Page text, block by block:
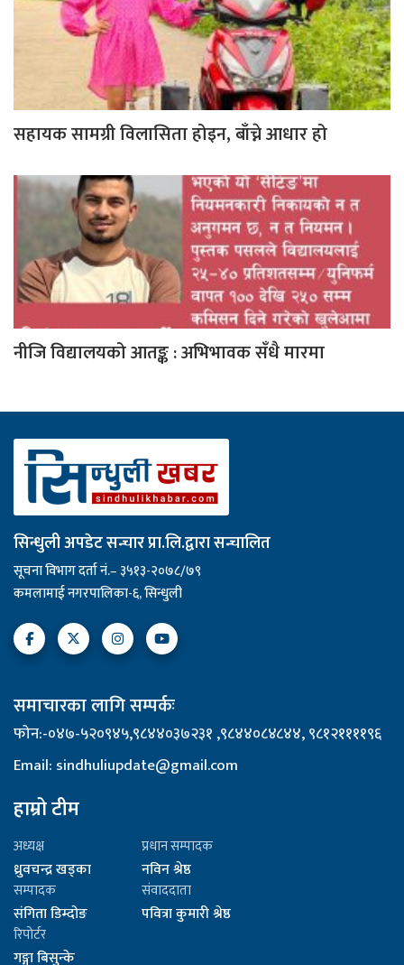
सहायक सामग्री विलासिता होइन, बाँच्ने आधार हो
नीजि विद्यालयको आतङ्क : अभिभावक सँधै मारमा
सिन्धुली अपडेट सन्चार प्रा.लि.द्वारा सन्चालित
सूचना विभाग दर्ता नं.– ३५१३-२०७८/७९
कमलामाई नगरपालिका-६, सिन्धुली
समाचारका लागि सम्पर्कः
फोन:-०४७-५२०९४५,९८४४०३७२३१ ,९८४४०८४८४४, ९८१२११११९६
Email: sindhuliupdate@gmail.com
हाम्रो टीम
अध्यक्ष
ध्रुवचन्द्र खड्का
प्रधान सम्पादक
नविन श्रेष्ठ
सम्पादक
संगिता डिम्दोङ
संवाददाता
पवित्रा कुमारी श्रेष्ठ
रिपोर्टर
गङ्गा बिसुन्के